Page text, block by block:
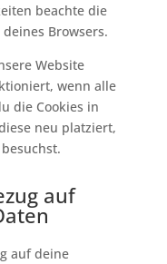
beachte die
Browsers.
Website
wenn alle
die Cookies in
neu platziert,
auf
auf deine